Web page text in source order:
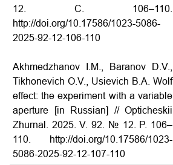
12. С. 106–110.
http://doi.org/10.17586/1023-5086-
2025-92-12-106-110
Akhmedzhanov I.M., Baranov D.V.,
Tikhonevich O.V., Usievich B.A. Wolf
effect: the experiment with a variable
aperture [in Russian] // Opticheskii
Zhurnal. 2025. V. 92. № 12. P. 106–
110. http://doi.org/10.17586/1023-
5086-2025-92-12-107-110